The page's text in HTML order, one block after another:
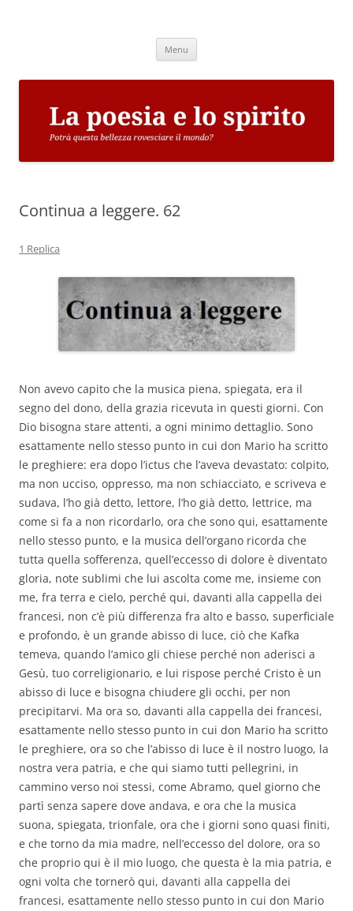
Menu
Continua a leggere. 62
1 Replica
Non avevo capito che la musica piena, spiegata, era il
segno del dono, della grazia ricevuta in questi giorni. Con
Dio bisogna stare attenti, a ogni minimo dettaglio. Sono
esattamente nello stesso punto in cui don Mario ha scritto
le preghiere: era dopo l’ictus che l’aveva devastato: colpito,
ma non ucciso, oppresso, ma non schiacciato, e scriveva e
sudava, l’ho già detto, lettore, l’ho già detto, lettrice, ma
come si fa a non ricordarlo, ora che sono qui, esattamente
nello stesso punto, e la musica dell’organo ricorda che
tutta quella sofferenza, quell’eccesso di dolore è diventato
gloria, note sublimi che lui ascolta come me, insieme con
me, fra terra e cielo, perché qui, davanti alla cappella dei
francesi, non c’è più differenza fra alto e basso, superficiale
e profondo, è un grande abisso di luce, ciò che Kafka
temeva, quando l’amico gli chiese perché non aderisci a
Gesù, tuo correligionario, e lui rispose perché Cristo è un
abisso di luce e bisogna chiudere gli occhi, per non
precipitarvi. Ma ora so, davanti alla cappella dei francesi,
esattamente nello stesso punto in cui don Mario ha scritto
le preghiere, ora so che l’abisso di luce è il nostro luogo, la
nostra vera patria, e che qui siamo tutti pellegrini, in
cammino verso noi stessi, come Abramo, quel giorno che
partì senza sapere dove andava, e ora che la musica
suona, spiegata, trionfale, ora che i giorni sono quasi finiti,
e che torno da mia madre, nell’eccesso del dolore, ora so
che proprio qui è il mio luogo, che questa è la mia patria, e
ogni volta che tornerò qui, davanti alla cappella dei
francesi, esattamente nello stesso punto in cui don Mario